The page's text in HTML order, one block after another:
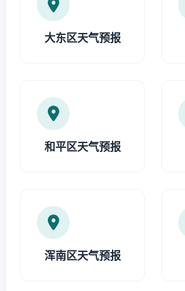
大东区天气预报
和平区天气预报
浑南区天气预报